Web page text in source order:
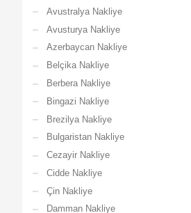
Avustralya Nakliye
Avusturya Nakliye
Azerbaycan Nakliye
Belçika Nakliye
Berbera Nakliye
Bingazi Nakliye
Brezilya Nakliye
Bulgaristan Nakliye
Cezayir Nakliye
Cidde Nakliye
Çin Nakliye
Damman Nakliye